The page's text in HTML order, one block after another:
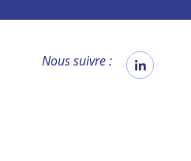
Nous suivre :